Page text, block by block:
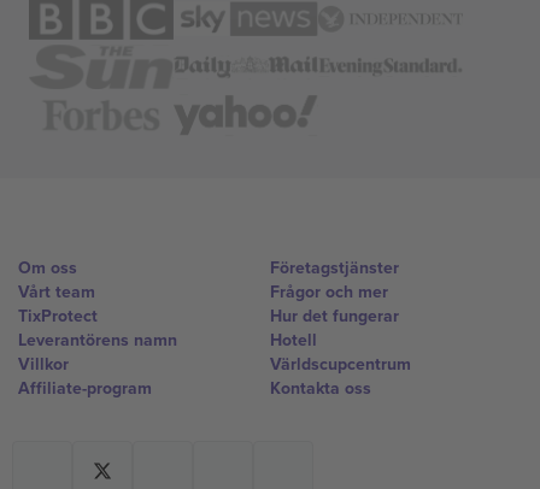
Om oss
Vårt team
TixProtect
Leverantörens namn
Villkor
Affiliate-program
Företagstjänster
Frågor och mer
Hur det fungerar
Hotell
Världscupcentrum
Kontakta oss